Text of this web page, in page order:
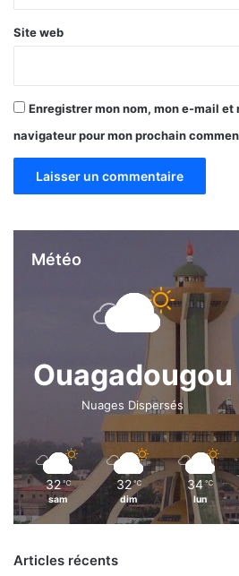
Site web
Enregistrer mon nom, mon e-mail et
navigateur pour mon prochain
Météo
Ouagadougou
Nuages Dispersés
32 ℃
sam
32 ℃
dim
34 ℃
lun
Articles récents